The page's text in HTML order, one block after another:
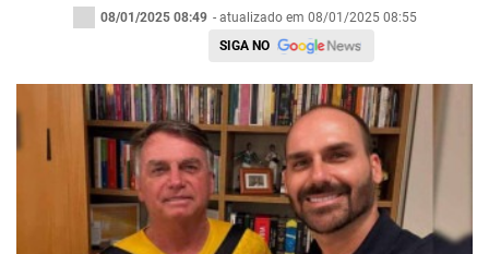
08/01/2025 08:49 - atualizado em 08/01/2025 08:55
SIGA NO